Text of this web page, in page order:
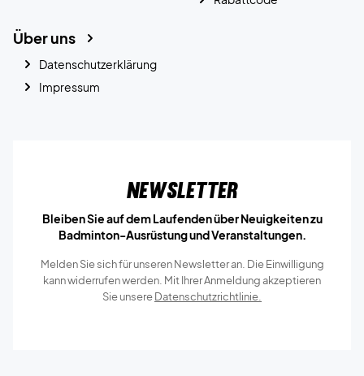
Über uns
Datenschutzerklärung
Impressum
Newsletter
Bleiben Sie auf dem Laufenden über Neuigkeiten zu
Badminton-Ausrüstung und Veranstaltungen.
Melden Sie sich für unseren Newsletter an. Die Einwilligung
kann widerrufen werden. Mit Ihrer Anmeldung akzeptieren
Sie unsereDatenschutzrichtlinie.